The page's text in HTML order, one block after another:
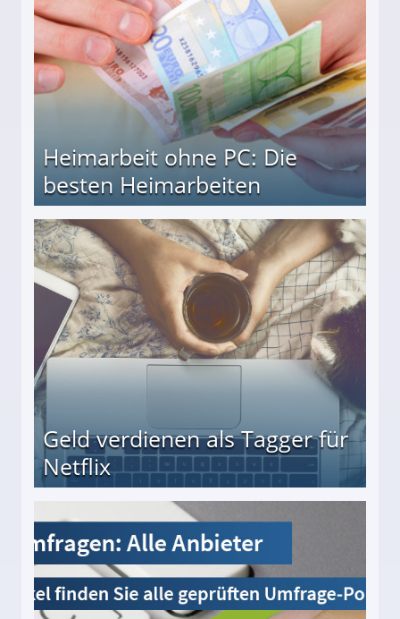
Heimarbeit ohne PC: Die
besten Heimarbeiten
Geld verdienen als Tagger für
Netflix